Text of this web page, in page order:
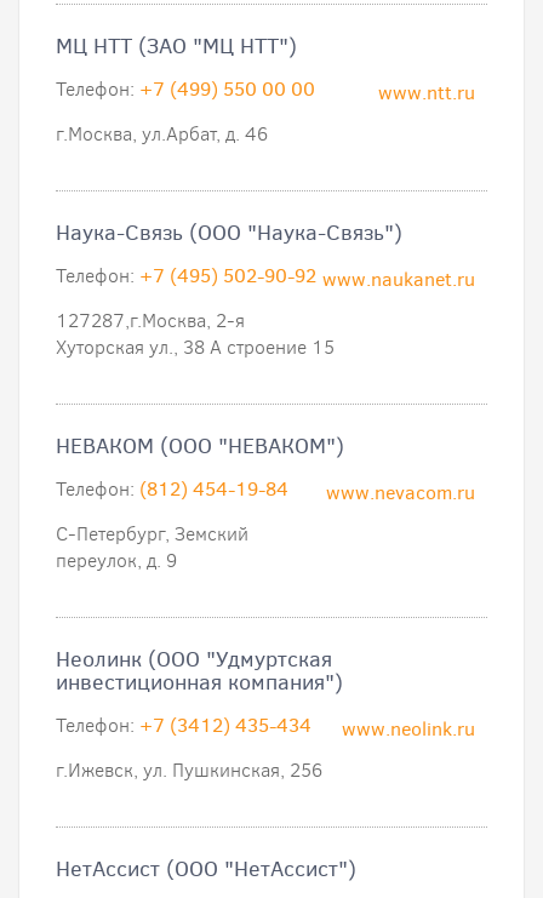
МЦ НТТ (ЗАО "МЦ НТТ")
www.ntt.ru
Телефон: +7 (499) 550 00 00
г.Москва, ул.Арбат, д. 46
Наука-Связь (ООО "Наука-Связь")
www.naukanet.ru
Телефон: +7 (495) 502-90-92
127287,г.Москва, 2-я
Хуторская ул., 38 А строение 15
НЕВАКОМ (ООО "НЕВАКОМ")
www.nevacom.ru
Телефон: (812) 454-19-84
С-Петербург, Земский
переулок, д. 9
Неолинк (ООО "Удмуртская
инвестиционная компания")
www.neolink.ru
Телефон: +7 (3412) 435-434
г.Ижевск, ул. Пушкинская, 256
НетАссист (ООО "НетАссист")